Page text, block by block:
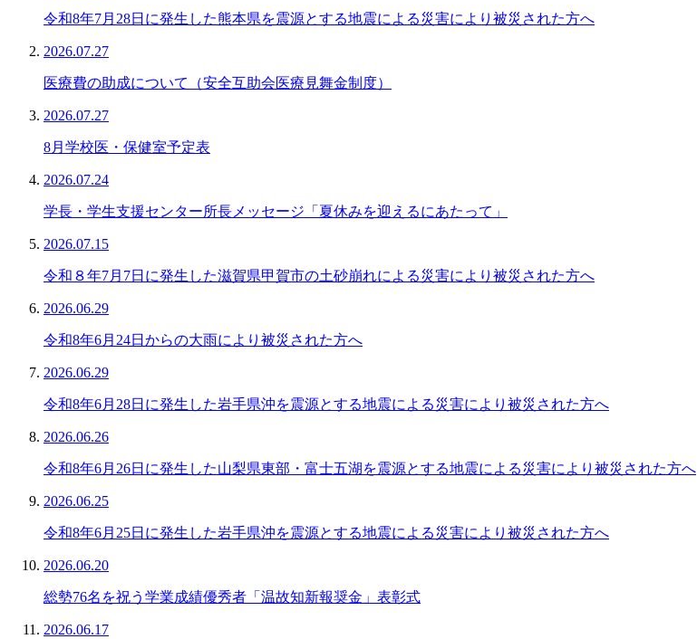
令和8年7月28日に発生した熊本県を震源とする地震による災害により被災された方へ
2026.07.27
医療費の助成について（安全互助会医療見舞金制度）
2026.07.27
8月学校医・保健室予定表
2026.07.24
学長・学生支援センター所長メッセージ「夏休みを迎えるにあたって」
2026.07.15
令和８年7月7日に発生した滋賀県甲賀市の土砂崩れによる災害により被災された方へ
2026.06.29
令和8年6月24日からの大雨により被災された方へ
2026.06.29
令和8年6月28日に発生した岩手県沖を震源とする地震による災害により被災された方へ
2026.06.26
令和8年6月26日に発生した山梨県東部・富士五湖を震源とする地震による災害により被災された方へ
2026.06.25
令和8年6月25日に発生した岩手県沖を震源とする地震による災害により被災された方へ
2026.06.20
総勢76名を祝う学業成績優秀者「温故知新報奨金」表彰式
2026.06.17